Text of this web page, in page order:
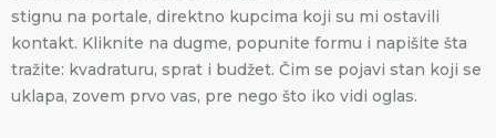
stignu na portale, direktno kupcima koji su mi ostavili
kontakt. Kliknite na dugme, popunite formu i napišite šta
tražite: kvadraturu, sprat i budžet. Čim se pojavi stan koji se
uklapa, zovem prvo vas, pre nego što iko vidi oglas.